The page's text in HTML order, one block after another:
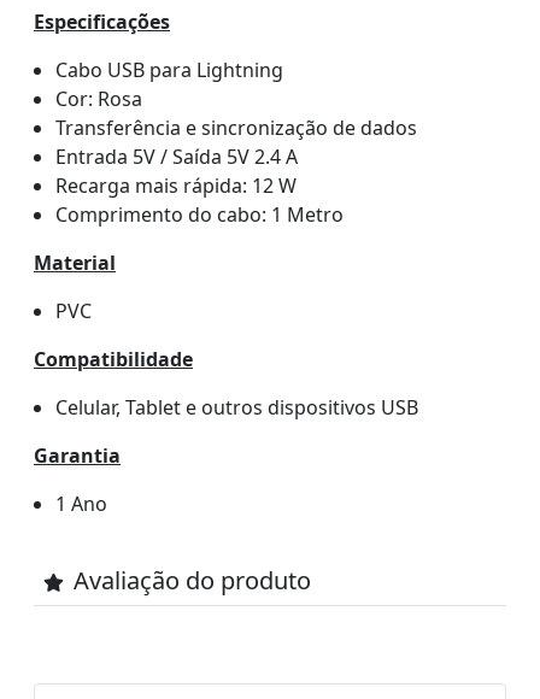
Especificações
Cabo USB para Lightning
Cor: Rosa
Transferência e sincronização de dados
Entrada 5V / Saída 5V 2.4 A
Recarga mais rápida: 12 W
Comprimento do cabo: 1 Metro
Material
PVC
Compatibilidade
Celular, Tablet e outros dispositivos USB
Garantia
1 Ano
Avaliação do produto